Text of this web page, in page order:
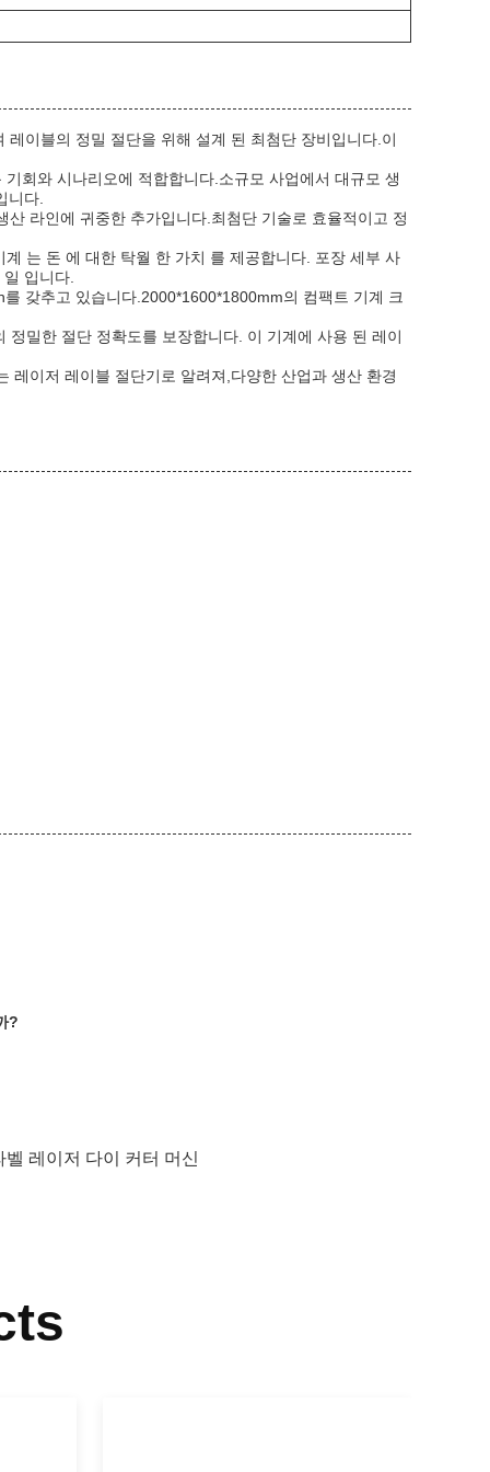
이블의 정밀 절단을 위해 설계 된 최첨단 장비입니다.이
회와 시나리오에 적합합니다.소규모 사업에서 대규모 생
니다.
라인에 귀중한 추가입니다.최첨단 기술로 효율적이고 정
는 돈 에 대한 탁월 한 가치 를 제공합니다. 포장 세부 사
입니다.
갖추고 있습니다.2000*1600*1800mm의 컴팩트 기계 크
밀한 절단 정확도를 보장합니다. 이 기계에 사용 된 레이
레이저 레이블 절단기로 알려져,다양한 산업과 생산 환경
?
벨 레이저 다이 커터 머신